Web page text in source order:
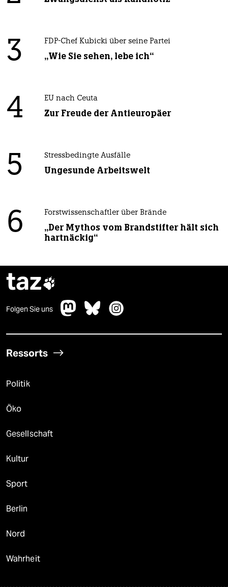
3 FDP-Chef Kubicki über seine Partei
„Wie Sie sehen, lebe ich“
4 EU nach Ceuta
Zur Freude der Antieuropäer
5 Stressbedingte Ausfälle
Ungesunde Arbeitswelt
6 Forstwissenschaftler über Brände
„Der Mythos vom Brandstifter hält sich
hartnäckig“
taz
Folgen Sie uns
Ressorts
Politik
Öko
Gesellschaft
Kultur
Sport
Berlin
Nord
Wahrheit